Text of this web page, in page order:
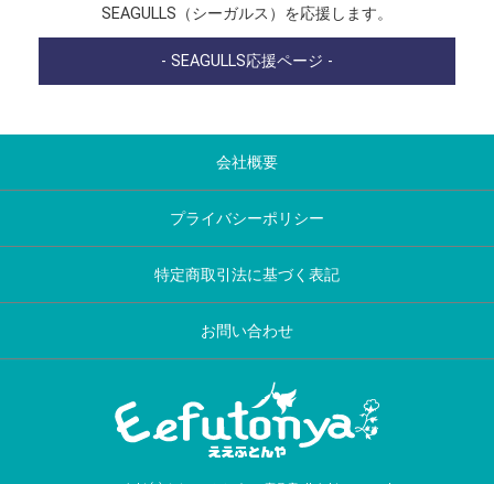
SEAGULLS（シーガルス）を応援します。
- SEAGULLS応援ページ -
会社概要
プライバシーポリシー
特定商取引法に基づく表記
お問い合わせ